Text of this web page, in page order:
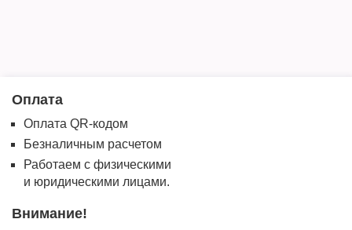
Оплата
Оплата QR-кодом
Безналичным расчетом
Работаем с физическими
и юридическими лицами.
Внимание!